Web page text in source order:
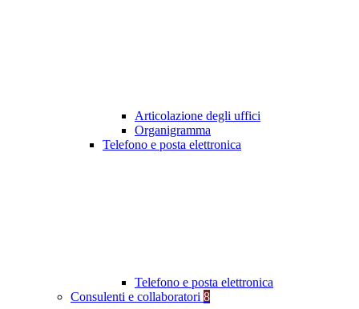
Articolazione degli uffici
Organigramma
Telefono e posta elettronica
Telefono e posta elettronica
Consulenti e collaboratori 8